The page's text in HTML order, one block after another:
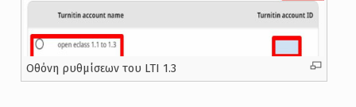
Oθόνη ρυθμίσεων του LTI 1.3